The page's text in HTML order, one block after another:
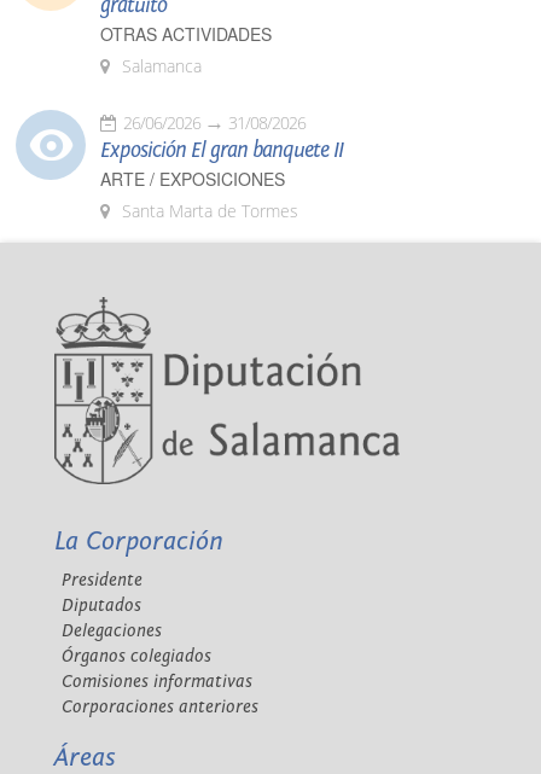
gratuito
OTRAS ACTIVIDADES
Salamanca
26/06/2026 31/08/2026
Exposición El gran banquete II
ARTE / EXPOSICIONES
Santa Marta de Tormes
La Corporación
Presidente
Diputados
Delegaciones
Órganos colegiados
Comisiones informativas
Corporaciones anteriores
Áreas